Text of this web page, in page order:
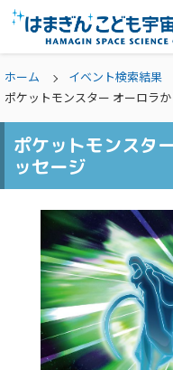
ホーム
イベント検索結果
ポケットモンスター オーロラ
ポケットモンスタ
ッセージ